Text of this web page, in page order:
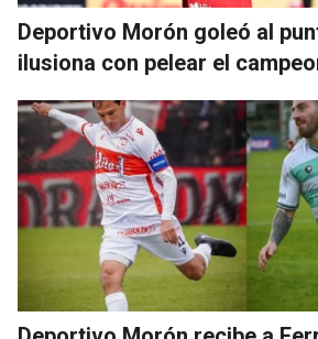
Deportivo Morón goleó al
ilusiona con pelear el